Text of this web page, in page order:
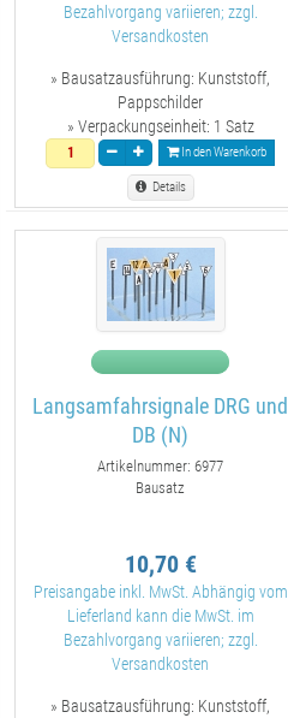
Bezahlvorgang variieren; zzgl.
Versandkosten
» Bausatzausführung: Kunststoff,
Pappschilder
» Verpackungseinheit: 1 Satz
In den Warenkorb
Details
Langsamfahrsignale DRG und
DB (N)
Artikelnummer: 6977
Bausatz
10,70 €
Preisangabe inkl. MwSt. Abhängig vom
Lieferland kann die MwSt. im
Bezahlvorgang variieren; zzgl.
Versandkosten
» Bausatzausführung: Kunststoff,